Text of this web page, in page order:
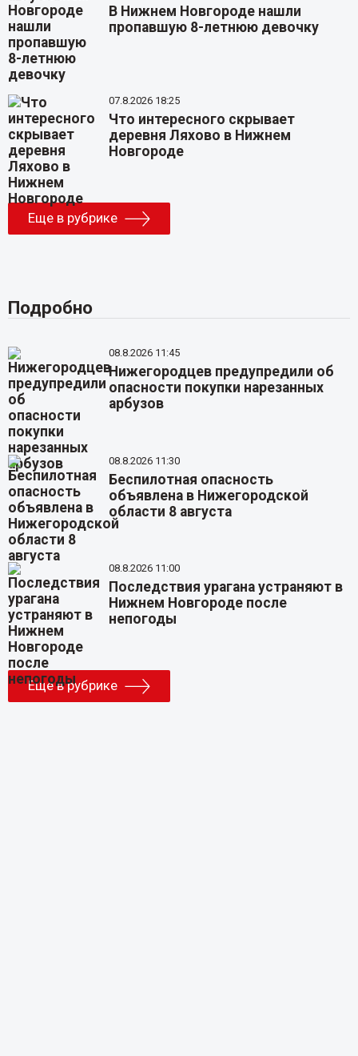
В Нижнем Новгороде нашли
пропавшую 8-летнюю девочку
07.8.2026 18:25
Что интересного скрывает
деревня Ляхово в Нижнем
Новгороде
Еще в рубрике
Подробно
08.8.2026 11:45
Нижегородцев предупредили об
опасности покупки нарезанных
арбузов
08.8.2026 11:30
Беспилотная опасность
объявлена в Нижегородской
области 8 августа
08.8.2026 11:00
Последствия урагана устраняют в
Нижнем Новгороде после
непогоды
Еще в рубрике